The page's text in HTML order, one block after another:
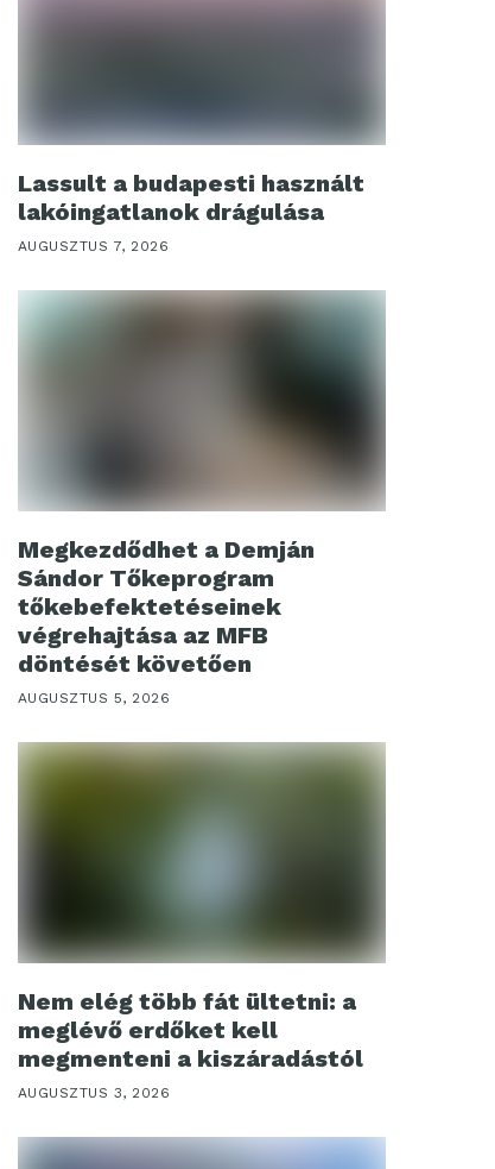
Lassult a budapesti használt
lakóingatlanok drágulása
AUGUSZTUS 7, 2026
Megkezdődhet a Demján
Sándor Tőkeprogram
tőkebefektetéseinek
végrehajtása az MFB
döntését követően
AUGUSZTUS 5, 2026
Nem elég több fát ültetni: a
meglévő erdőket kell
megmenteni a kiszáradástól
AUGUSZTUS 3, 2026